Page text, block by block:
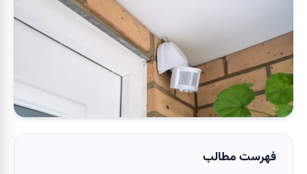
فهرست مطالب